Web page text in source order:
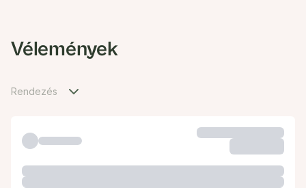
Vélemények
Rendezés